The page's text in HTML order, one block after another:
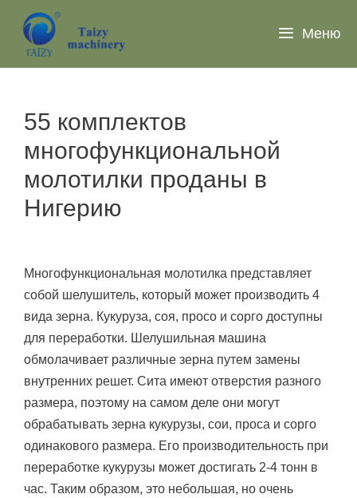
Перейти
содержимому
Меню
55 комплектов
многофункциональной
молотилки проданы в
Нигерию
Многофункциональная молотилка представляет
собой шелушитель, который может производить 4
вида зерна. Кукуруза, соя, просо и сорго доступны
для переработки. Шелушильная машина
обмолачивает различные зерна путем замены
внутренних решет. Сита имеют отверстия разного
размера, поэтому на самом деле они могут
обрабатывать зерна кукурузы, сои, проса и сорго
одинакового размера. Его производительность при
переработке кукурузы может достигать 2-4 тонн в
час. Таким образом, это небольшая, но очень